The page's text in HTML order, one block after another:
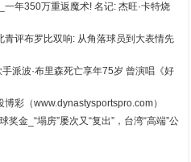
年350万重返魔术! 名记: 杰旺·卡特烧
评布罗比双响: 从角落球员到大表情先
派波·布里森死亡享年75岁 曾演唱《好
彩（www.dynastysportspro.com）
金_“塌房”屡次又“复出”，台湾“高端”公